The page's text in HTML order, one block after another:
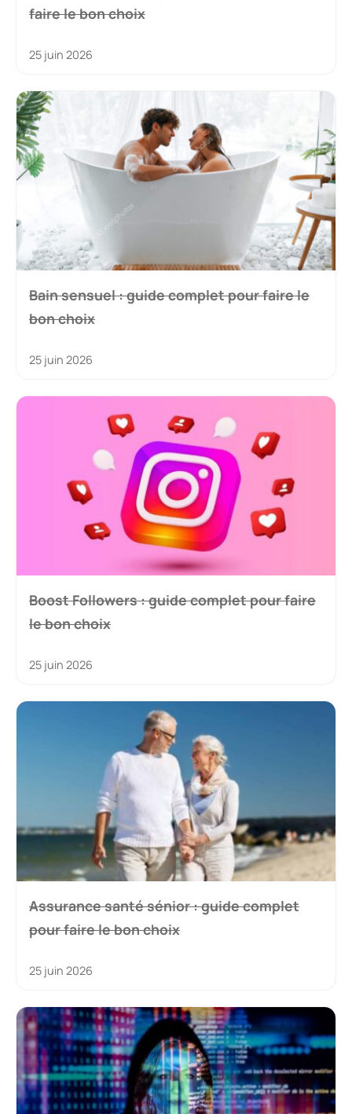
faire le bon choix
25 juin 2026
Bain sensuel : guide complet pour faire le
bon choix
25 juin 2026
Boost Followers : guide complet pour faire
le bon choix
25 juin 2026
Assurance santé sénior : guide complet
pour faire le bon choix
25 juin 2026